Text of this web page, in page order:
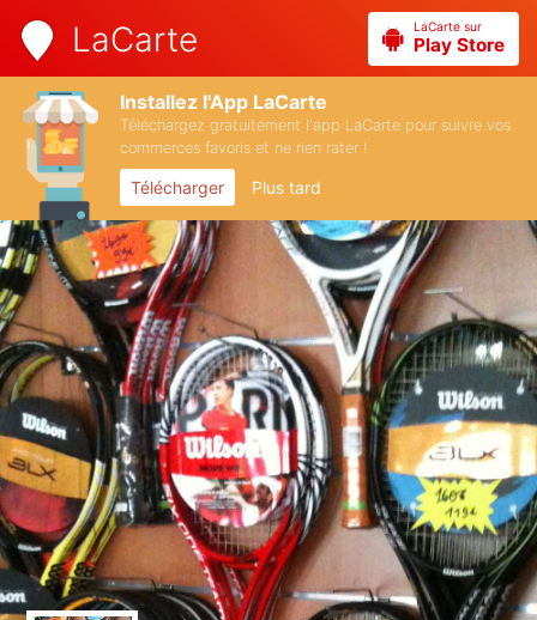
LaCarte LaCarte sur
Play Store
Installez l'App LaCarte
Téléchargez gratuitement l'app LaCarte pour suivre vos
commerces favoris et ne rien rater !
Télécharger Plus tard